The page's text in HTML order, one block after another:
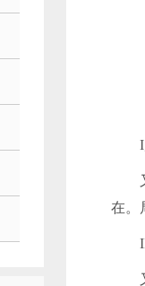
I
又
在。
II
又